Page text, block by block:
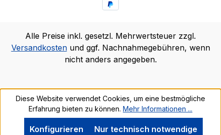
Alle Preise inkl. gesetzl. Mehrwertsteuer zzgl.
Versandkostenund ggf. Nachnahmegebühren, wenn
nicht anders angegeben.
Diese Website verwendet Cookies, um eine bestmögliche
Erfahrung bieten zu können. Mehr Informationen ...
Nur technisch notwendige
Konfigurieren